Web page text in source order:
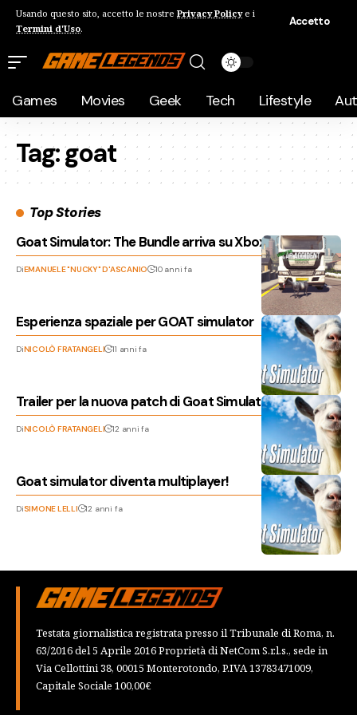
Usando questo sito, accetto le nostre Privacy Policye i
Termini d'Uso.
Accetto
Games Movies Geek Tech Lifestyle
Tag:goat
Top Stories
Goat Simulator: The Bundle arriva su Xbox One!
DiEMANUELE "NUCKY" D'ASCANIO 10 anni fa
Esperienza spaziale per GOAT simulator
DiNICOLÒ FRATANGELI 11 anni fa
Trailer per la nuova patch di Goat Simulator
DiNICOLÒ FRATANGELI 12 anni fa
Goat simulator diventa multiplayer!
DiSIMONE LELLI 12 anni fa
Testata giornalistica registrata presso il Tribunale di Roma, n.
63/2016 del 5 Aprile 2016 Proprietà di NetCom S.r.l.s., sede in
Via Cellottini 38, 00015 Monterotondo, P.IVA 13783471009,
Capitale Sociale 100,00€